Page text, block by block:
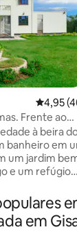
4,95 de
4,95
Frente ao
à beira
banheiro em
um jardim
e um refúgio
máquina
comodidades
de estar, 2
em